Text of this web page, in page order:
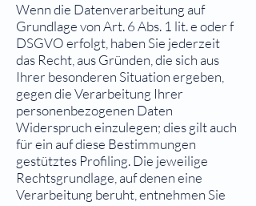
Wenn die Datenverarbeitung auf
Grundlage von Art. 6 Abs. 1 lit. e oder f
DSGVO erfolgt, haben Sie jederzeit
das Recht, aus Gründen, die sich aus
Ihrer besonderen Situation ergeben,
gegen die Verarbeitung Ihrer
personenbezogenen Daten
Widerspruch einzulegen; dies gilt auch
für ein auf diese Bestimmungen
gestütztes Profiling. Die jeweilige
Rechtsgrundlage, auf denen eine
Verarbeitung beruht, entnehmen Sie